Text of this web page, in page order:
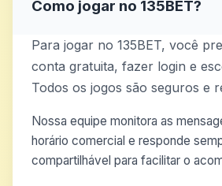
Como jogar no 135BET?
Para jogar no 135BET, você
conta gratuita, fazer login e
Todos os jogos são seguros e
Nossa equipe monitora as
horário comercial e responde
compartilhável para facilitar o